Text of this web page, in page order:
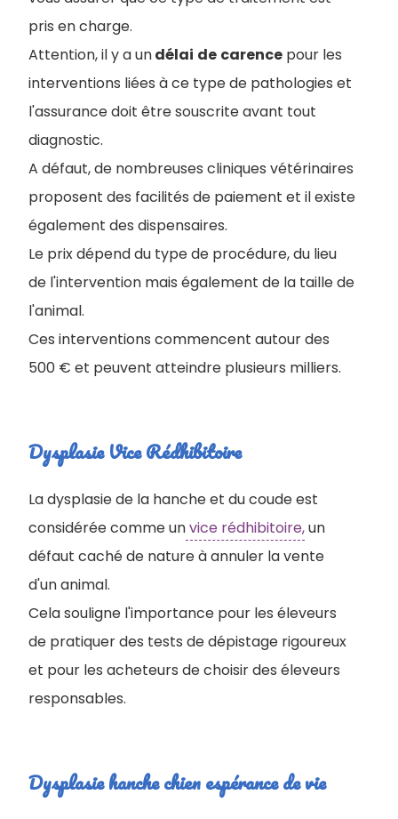
pris en charge.
Attention, il y a undélai de carence pour les
interventions liées à ce type de pathologies et
l'assurance doit être souscrite avant tout
diagnostic.
A défaut, de nombreuses cliniques vétérinaires
proposent des facilités de paiement et il existe
également des dispensaires.
Le prix dépend du type de procédure, du lieu
de l'intervention mais également de la taille de
l'animal.
Ces interventions commencent autour des
500 € et peuvent atteindre plusieurs milliers.
Dysplasie Vice Rédhibitoire
La dysplasie de la hanche et du coude est
considérée comme unvice rédhibitoire,un
défaut caché de nature à annuler la vente
d'un animal.
Cela souligne l'importance pour les éleveurs
de pratiquer des tests de dépistage rigoureux
et pour les acheteurs de choisir des éleveurs
responsables.
Dysplasie hanche chien espérance de vie